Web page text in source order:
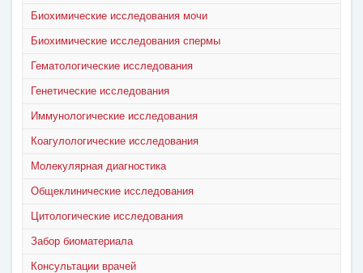
Биохимические исследования мочи
Биохимические исследования спермы
Гематологические исследования
Генетические исследования
Иммунологические исследования
Коагулологические исследования
Молекулярная диагностика
Общеклинические исследования
Цитологические исследования
Забор биоматериала
Консультации врачей